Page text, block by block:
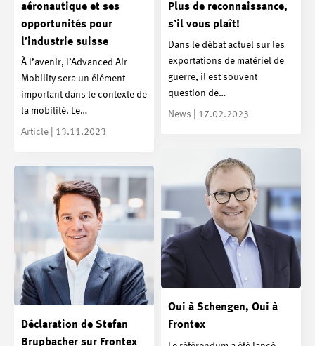
aéronautique et ses
opportunités pour
l’industrie suisse
À l’avenir, l’Advanced Air
Mobility sera un élément
important dans le contexte de
la mobilité. Le…
Article | 13.11.2023
Plus de reconnaissance,
s’il vous plaît!
Dans le débat actuel sur les
exportations de matériel de
guerre, il est souvent
question de…
News | 17.02.2023
Oui à Schengen, Oui à
Frontex
Déclaration de Stefan
Brupbacher sur Frontex